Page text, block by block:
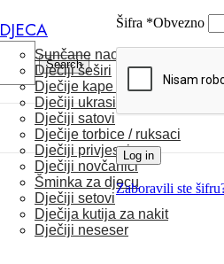
Search
Šifra *Obvezno
Log in
Zaboravili ste
DJECA
Sunčane naočale
Dječiji šeširi
Dječije kape / rukavice
Dječiji ukrasi za kosu
Dječiji satovi
Dječije torbice / ruksaci
Dječiji privjesci
Dječiji novčanici
Šminka za djecu
Dječiji setovi
Dječija kutija za nakit
Dječiji neseser